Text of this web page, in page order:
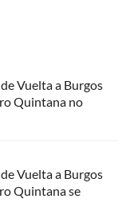
Vuelta a Burgos
Quintana no
Vuelta a Burgos
Quintana se